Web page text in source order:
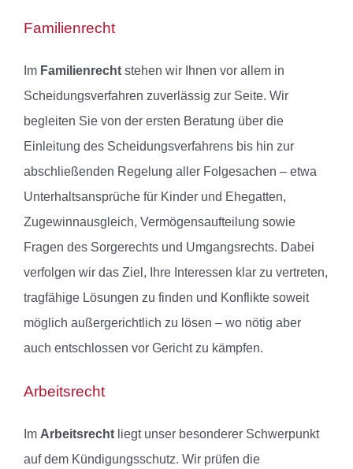
Familienrecht
Im Familienrecht stehen wir Ihnen vor allem in
Scheidungsverfahren zuverlässig zur Seite. Wir
begleiten Sie von der ersten Beratung über die
Einleitung des Scheidungsverfahrens bis hin zur
abschließenden Regelung aller Folgesachen – etwa
Unterhaltsansprüche für Kinder und Ehegatten,
Zugewinnausgleich, Vermögensaufteilung sowie
Fragen des Sorgerechts und Umgangsrechts. Dabei
verfolgen wir das Ziel, Ihre Interessen klar zu vertreten,
tragfähige Lösungen zu finden und Konflikte soweit
möglich außergerichtlich zu lösen – wo nötig aber
auch entschlossen vor Gericht zu kämpfen.
Arbeitsrecht
Im Arbeitsrechtliegt unser besonderer Schwerpunkt
auf dem Kündigungsschutz. Wir prüfen die